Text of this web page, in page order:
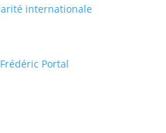
internationale
Portal